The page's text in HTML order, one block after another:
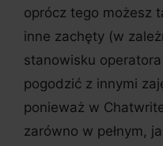
oprócz tego możesz
inne zachęty (w
stanowisku
pogodzić z innymi
ponieważ w
zarówno w pełnym,